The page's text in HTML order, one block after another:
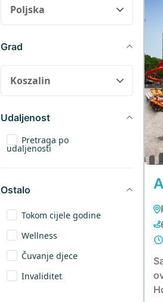
Grad
Udaljenost
Pretraga po
udaljenosti
Ostalo
Tokom cijele godine
Wellness
Čuvanje djece
Invaliditet